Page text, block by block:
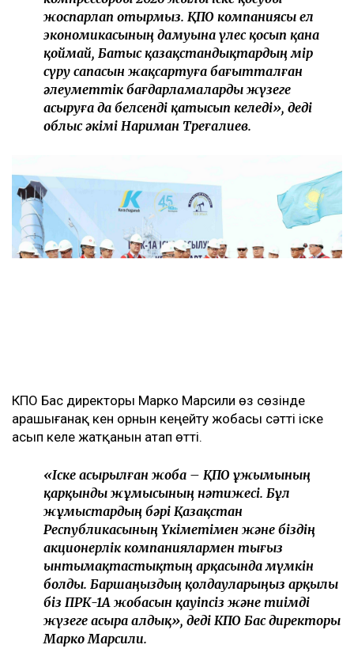
жоспарлап отырмыз. ҚПО компаниясы ел
экономикасының дамуына үлес қосып қана
қоймай, Батыс қазақстандықтардың өмір
сүру сапасын жақсартуға бағытталған
әлеуметтік бағдарламаларды жүзеге
асыруға да белсенді қатысып келеді», деді
облыс әкімі Нариман Төреғалиев.
КПО Бас директоры Марко Марсили өз сөзінде
Қарашығанақ кен орнын кеңейту жобасы сәтті іске
асып келе жатқанын атап өтті.
«Іске асырылған жоба – ҚПО ұжымының
қарқынды жұмысының нәтижесі. Бұл
жұмыстардың бәрі Қазақстан
Республикасының Үкіметімен және біздің
акционерлік компаниялармен тығыз
ынтымақтастықтың арқасында мүмкін
болды. Баршаңыздың қолдауларыңыз арқылы
біз ПРК-1A жобасын қауіпсіз және тиімді
жүзеге асыра алдық», деді КПО Бас директоры
Марко Марсили.